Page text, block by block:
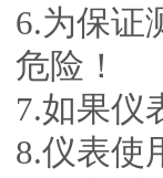
6.为保证
危险！
7.如果仪
8.仪表使